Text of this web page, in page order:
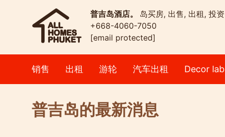
普吉岛酒店。 岛买房, 出售, 出租, 投资
+668-4060-7050
[email protected]
销售 出租 游轮 汽车出租 Decor lab
普吉岛的最新消息